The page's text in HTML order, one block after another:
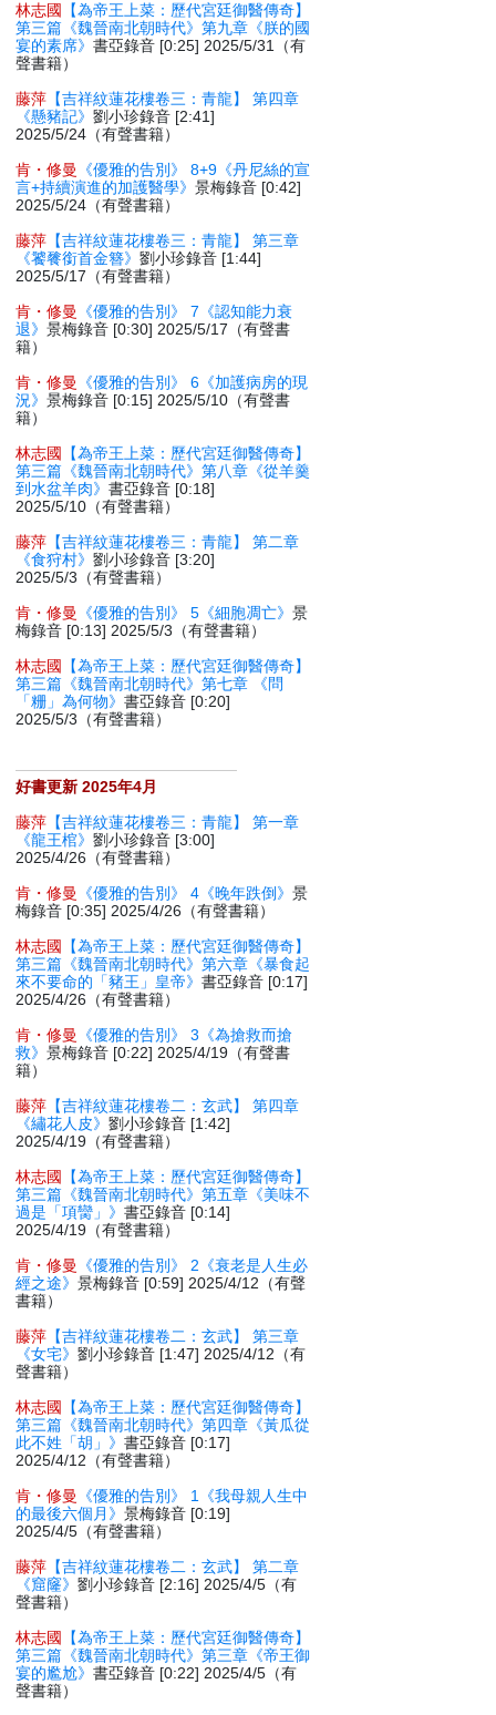
林志國
【為帝王上菜：歷代宮廷御醫傳奇】
第三篇《魏晉南北朝時代》第九章《朕的國
宴的素席》書亞錄音 [0:25] 2025/5/31（有
聲書籍）
藤萍 【吉祥紋蓮花樓卷三：青龍】 第四章
《懸豬記》劉小珍錄音 [2:41]
2025/5/24（有聲書籍）
肯・修曼
《優雅的告別》 8+9《丹尼絲的宣
言+持續演進的加護醫學》景梅錄音 [0:42]
2025/5/24（有聲書籍）
藤萍 【吉祥紋蓮花樓卷三：青龍】 第三章
《饕餮銜首金簪》劉小珍錄音 [1:44]
2025/5/17（有聲書籍）
肯・修曼
《優雅的告別》 7《認知能力衰
退》景梅錄音 [0:30] 2025/5/17（有聲書
籍）
肯・修曼
《優雅的告別》 6《加護病房的現
況》景梅錄音 [0:15] 2025/5/10（有聲書
籍）
林志國
【為帝王上菜：歷代宮廷御醫傳奇】
第三篇《魏晉南北朝時代》第八章《從羊羹
到水盆羊肉》書亞錄音 [0:18]
2025/5/10（有聲書籍）
藤萍 【吉祥紋蓮花樓卷三：青龍】 第二章
《食狩村》劉小珍錄音 [3:20]
2025/5/3（有聲書籍）
肯・修曼
《優雅的告別》 5《細胞凋亡》景
梅錄音 [0:13] 2025/5/3（有聲書籍）
林志國
【為帝王上菜：歷代宮廷御醫傳奇】
第三篇《魏晉南北朝時代》第七章 《問
「粣」為何物》書亞錄音 [0:20]
2025/5/3（有聲書籍）
好書更新 2025年4月
藤萍 【吉祥紋蓮花樓卷三：青龍】 第一章
《龍王棺》劉小珍錄音 [3:00]
2025/4/26（有聲書籍）
肯・修曼
《優雅的告別》 4《晚年跌倒》景
梅錄音 [0:35] 2025/4/26（有聲書籍）
林志國
【為帝王上菜：歷代宮廷御醫傳奇】
第三篇《魏晉南北朝時代》第六章《暴食起
來不要命的「豬王」皇帝》書亞錄音 [0:17]
2025/4/26（有聲書籍）
肯・修曼
《優雅的告別》 3《為搶救而搶
救》景梅錄音 [0:22] 2025/4/19（有聲書
籍）
藤萍 【吉祥紋蓮花樓卷二：玄武】 第四章
《繡花人皮》劉小珍錄音 [1:42]
2025/4/19（有聲書籍）
林志國
【為帝王上菜：歷代宮廷御醫傳奇】
第三篇《魏晉南北朝時代》第五章《美味不
過是「項臠」》書亞錄音 [0:14]
2025/4/19（有聲書籍）
肯・修曼
《優雅的告別》 2《衰老是人生必
經之途》景梅錄音 [0:59] 2025/4/12（有聲
書籍）
藤萍 【吉祥紋蓮花樓卷二：玄武】 第三章
《女宅》劉小珍錄音 [1:47] 2025/4/12（有
聲書籍）
林志國
【為帝王上菜：歷代宮廷御醫傳奇】
第三篇《魏晉南北朝時代》第四章《黃瓜從
此不姓「胡」》書亞錄音 [0:17]
2025/4/12（有聲書籍）
肯・修曼
《優雅的告別》 1《我母親人生中
的最後六個月》景梅錄音 [0:19]
2025/4/5（有聲書籍）
藤萍 【吉祥紋蓮花樓卷二：玄武】 第二章
《窟窿》劉小珍錄音 [2:16] 2025/4/5（有
聲書籍）
林志國
【為帝王上菜：歷代宮廷御醫傳奇】
第三篇《魏晉南北朝時代》第三章《帝王御
宴的尷尬》書亞錄音 [0:22] 2025/4/5（有
聲書籍）